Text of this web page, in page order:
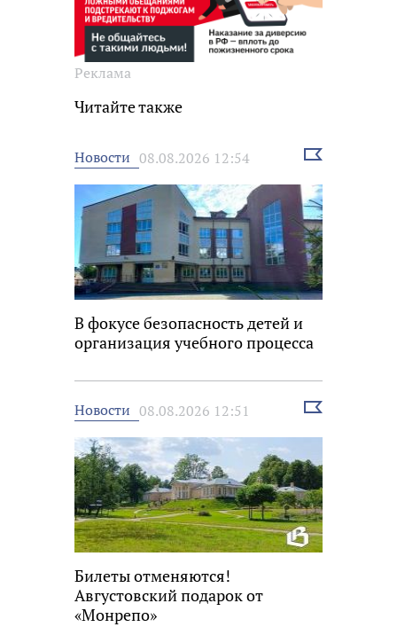
Реклама
Читайте также
Новости 08.08.2026 12:54
Выбрать
В фокусе безопасность детей и
организация учебного процесса
Новости 08.08.2026 12:51
Выбрать
Билеты отменяются!
Августовский подарок от
«Монрепо»